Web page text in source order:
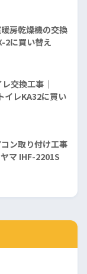
房乾燥機の交換
2に買い替え
交換工事｜
イレKA32に買い
ン取り付け工事
マ IHF-2201S